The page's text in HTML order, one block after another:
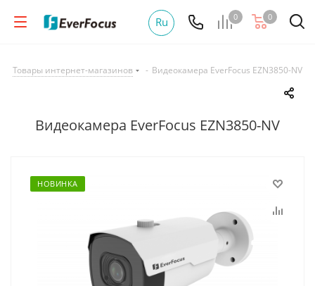
0 0
Ru
Товары интернет-магазинов - Видеокамера EverFocus EZN3850-NV
Видеокамера EverFocus EZN3850-NV
НОВИНКА